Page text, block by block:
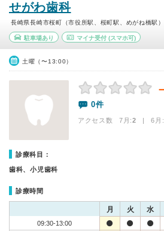
せがわ歯科
長崎県長崎市桜町（市役所駅、桜町駅、めがね橋駅）
駐車場あり マイナ受付(スマホ可)
土曜（〜13:00）
0件
アクセス数 7月:2 | 6月:
診療科目：
歯科、小児歯科
診療時間
月 火 水
09:30-13:00